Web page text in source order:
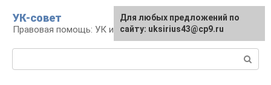
контенту
УК-совет
Правовая помощь: УК и УПК
Для любых предложений по
сайту: uksirius43@cp9.ru